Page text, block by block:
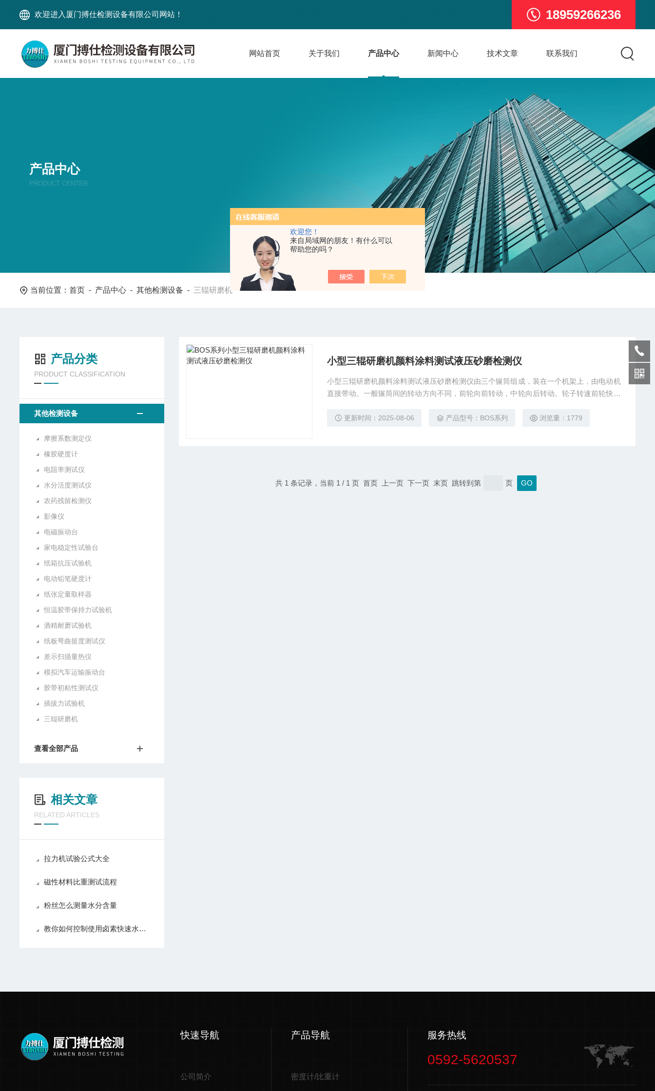
欢迎您！
来自局域网的朋友！有什么可以
帮助您的吗？
欢迎进入厦门搏仕检测设备有限公司网站！ 18959266236
网站首页 关于我们 产品中心 新闻中心 技术文章 联系我们
产品中心
PRODUCT CENTER
当前位置：首页 - 产品中心 -其他检测设备 - 三辊研磨机
产品分类
PRODUCT CLASSIFICATION
其他检测设备
摩擦系数测定仪
橡胶硬度计
电阻率测试仪
水分活度测试仪
农药残留检测仪
影像仪
电磁振动台
家电稳定性试验台
纸箱抗压试验机
电动铅笔硬度计
纸张定量取样器
恒温胶带保持力试验机
酒精耐磨试验机
纸板弯曲挺度测试仪
差示扫描量热仪
模拟汽车运输振动台
胶带初粘性测试仪
插拔力试验机
三辊研磨机
查看全部产品
相关文章
RELATED ARTICLES
拉力机试验公式大全
磁性材料比重测试流程
粉丝怎么测量水分含量
教你如何控制使用卤素快速水分仪出现的误差
小型三辊研磨机颜料涂料测试液压砂磨检测仪
小型三辊研磨机颜料涂料测试液压砂磨检测仪由三个辗筒组成，装在一个机架上，由电动机
直接带动。一般辗筒间的转动方向不同，前轮向前转动，中轮向后转动。轮子转速前轮快、
离。物料由后鲲与中轮之间进入收到辊筒的挤压，产品颗粒变细，然后由快轮带出，快轮末
更新时间：2025-08-06 产品型号：BOS系列 浏览量：1779
共 1 条记录，当前 1 / 1 页 首页 上一页 下一页 末页 跳转到第 页
快速导航
公司简介
产品导航
密度计/比重计
服务热线
0592-5620537